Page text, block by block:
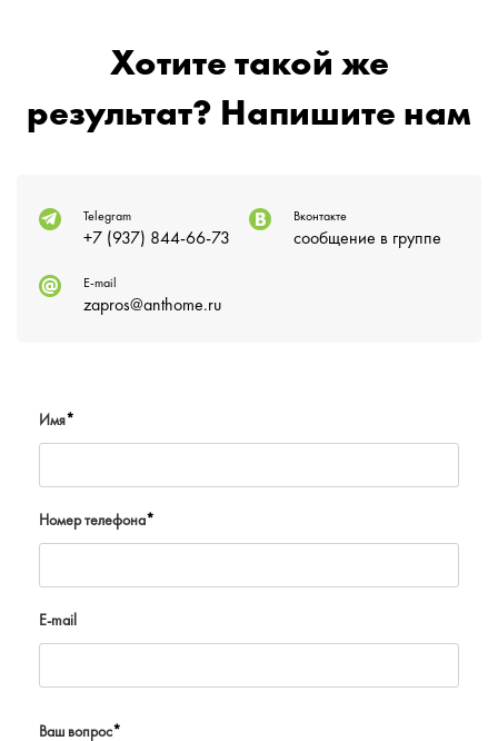
Хотите такой же
результат? Напишите нам
Telegram
+7 (937) 844-66-73
Вконтакте
сообщение в группе
E-mail
zapros@anthome.ru
Имя*
Номер телефона*
E-mail
Ваш вопрос*